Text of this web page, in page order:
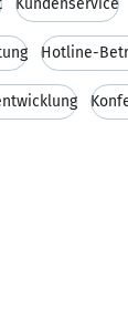
Kundenservice
Hotline-